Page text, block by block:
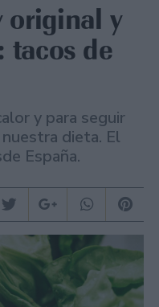
original y
tacos de
y para seguir
dieta. El
España.